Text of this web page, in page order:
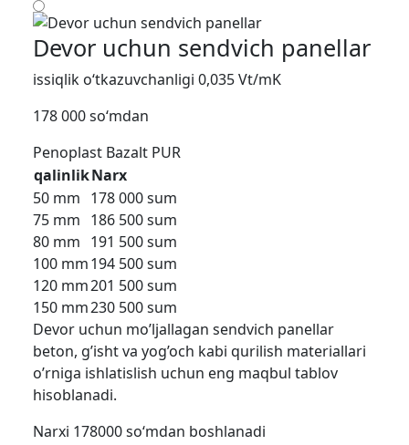
Devor uchun sendvich panellar
issiqlik o‘tkazuvchanligi 0,035 Vt/mK
178 000 so‘mdan
Penoplast Bazalt PUR
qalinlikNarx
50 mm 178 000 sum
75 mm 186 500 sum
80 mm 191 500 sum
100 mm194 500 sum
120 mm201 500 sum
150 mm230 500 sum
Devor uchun mo’ljallagan sendvich panellar
beton, g’isht va yog’och kabi qurilish materiallari
o’rniga ishlatislish uchun eng maqbul tablov
hisoblanadi.
Narxi 178000 so‘mdan boshlanadi